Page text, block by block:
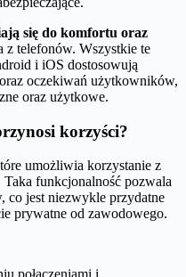
się do komfortu oraz
z telefonów. Wszystkie te
i iOS dostosowują
oczekiwań użytkowników,
oraz użytkowe.
korzyści?
umożliwia korzystanie z
funkcjonalność pozwala
co jest niezwykle przydatne
prywatne od zawodowego.